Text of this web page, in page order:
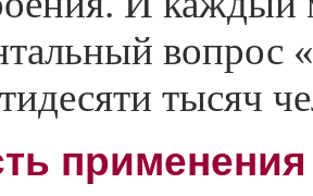
вопрос
тысяч